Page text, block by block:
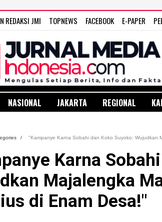
REDAKSI JMI TOPNEWS FACEBOOK E-PAPER
NASIONAL JAKARTA REGIONAL
/ "Kampanye Karna Sobahi dan Koko Suyoko: Wujudkan
Karna
Majalengka
di Enam Desa!"